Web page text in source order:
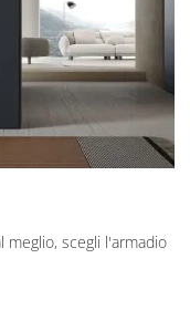
meglio, scegli l'armadio